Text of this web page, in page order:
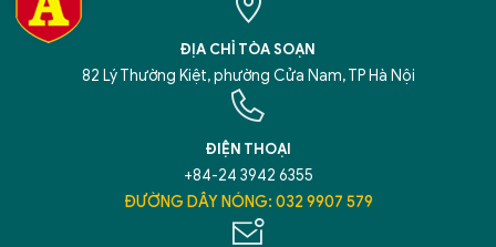
ĐỊA CHỈ TÒA SOẠN
82 Lý Thường Kiệt, phường Cửa Nam, TP Hà Nội
ĐIỆN THOẠI
+84-24 3942 6355
ĐƯỜNG DÂY NÓNG: 032 9907 579